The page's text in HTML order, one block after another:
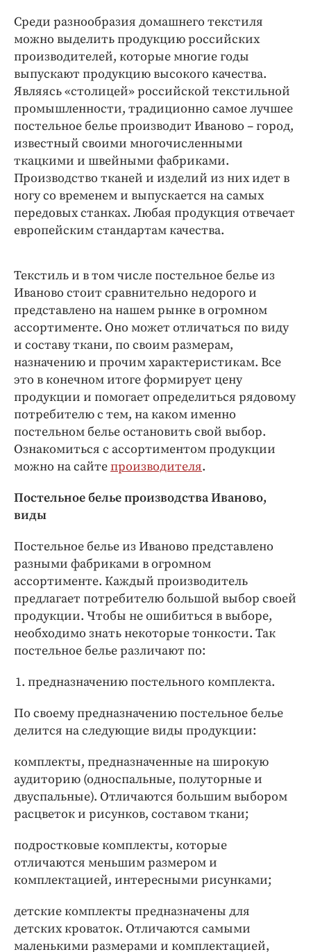
Среди разнообразия домашнего текстиля
можно выделить продукцию российских
производителей, которые многие годы
выпускают продукцию высокого качества.
Являясь «столицей» российской текстильной
промышленности, традиционно самое лучшее
постельное белье производит Иваново – город,
известный своими многочисленными
ткацкими и швейными фабриками.
Производство тканей и изделий из них идет в
ногу со временем и выпускается на самых
передовых станках. Любая продукция отвечает
европейским стандартам качества.
Текстиль и в том числе постельное белье из
Иваново стоит сравнительно недорого и
представлено на нашем рынке в огромном
ассортименте. Оно может отличаться по виду
и составу ткани, по своим размерам,
назначению и прочим характеристикам. Все
это в конечном итоге формирует цену
продукции и помогает определиться рядовому
потребителю с тем, на каком именно
постельном белье остановить свой выбор.
Ознакомиться с ассортиментом продукции
можно на сайтепроизводителя.
Постельное белье производства Иваново,
виды
Постельное белье из Иваново представлено
разными фабриками в огромном
ассортименте. Каждый производитель
предлагает потребителю большой выбор своей
продукции. Чтобы не ошибиться в выборе,
необходимо знать некоторые тонкости. Так
постельное белье различают по:
предназначению постельного комплекта.
По своему предназначению постельное белье
делится на следующие виды продукции:
комплекты, предназначенные на широкую
аудиторию (односпальные, полуторные и
двуспальные). Отличаются большим выбором
расцветок и рисунков, составом ткани;
подростковые комплекты, которые
отличаются меньшим размером и
комплектацией, интересными рисунками;
детские комплекты предназначены для
детских кроваток. Отличаются самыми
маленькими размерами и комплектацией,